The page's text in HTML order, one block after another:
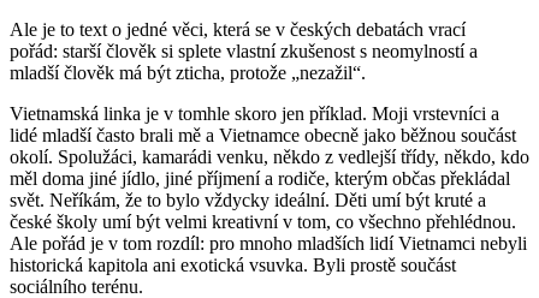
Ale je to text o jedné věci, která se v českých debatách vrací
pořád: starší člověk si splete vlastní zkušenost s neomylností a
mladší člověk má být zticha, protože „nezažil“.
Vietnamská linka je v tomhle skoro jen příklad. Moji vrstevníci a
lidé mladší často brali mě a Vietnamce obecně jako běžnou součást
okolí. Spolužáci, kamarádi venku, někdo z vedlejší třídy, někdo, kdo
měl doma jiné jídlo, jiné příjmení a rodiče, kterým občas překládal
svět. Neříkám, že to bylo vždycky ideální. Děti umí být kruté a
české školy umí být velmi kreativní v tom, co všechno přehlédnou.
Ale pořád je v tom rozdíl: pro mnoho mladších lidí Vietnamci nebyli
historická kapitola ani exotická vsuvka. Byli prostě součást
sociálního terénu.